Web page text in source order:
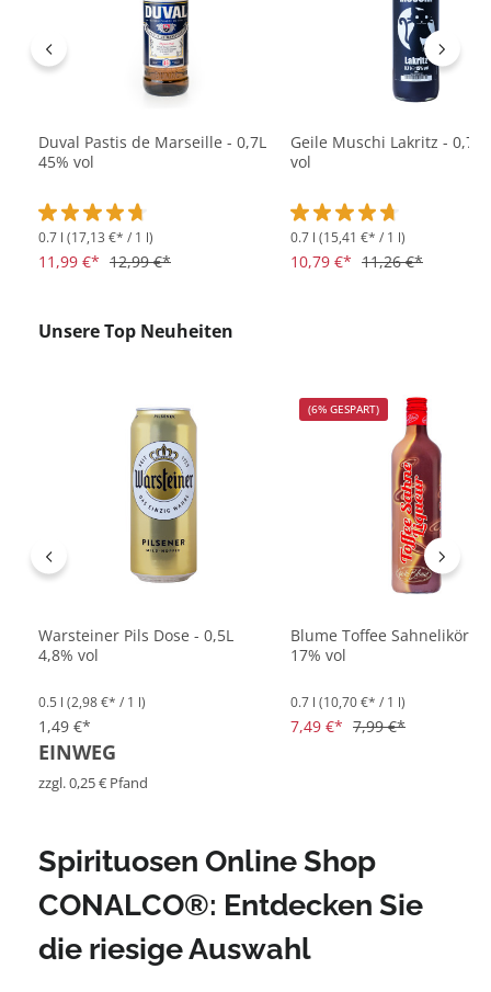
Duval Pastis de Marseille - 0,7L
45% vol
Durchschnittliche Bewertung von 4.7 von 5 Sternen
0.7 l (17,13 €* / 1 l)
11,99 €* 12,99 €*
Geile Muschi Lakritz - 0,7L
vol
Durchschnittliche
0.7 l (15,41 €* / 1 l)
10,79 €* 11,26 €*
Produktgalerie überspringen
Unsere Top Neuheiten
Warsteiner Pils Dose - 0,5L
4,8% vol
0.5 l (2,98 €* / 1 l)
1,49 €*
EINWEG
zzgl. 0,25 € Pfand
(6% GESPART)
Blume Toffee Sahnelikör -
17% vol
0.7 l (10,70 €* / 1 l)
7,49 €* 7,99 €*
Spirituosen Online Shop
CONALCO®: Entdecken Sie
die riesige Auswahl